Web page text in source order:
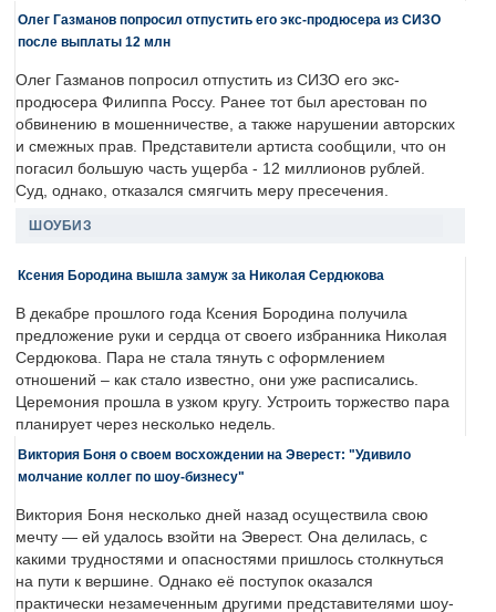
Олег Газманов попросил отпустить его экс-продюсера из СИЗО
после выплаты 12 млн
Олег Газманов попросил отпустить из СИЗО его экс-
продюсера Филиппа Россу. Ранее тот был арестован по
обвинению в мошенничестве, а также нарушении авторских
и смежных прав. Представители артиста сообщили, что он
погасил большую часть ущерба - 12 миллионов рублей.
Суд, однако, отказался смягчить меру пресечения.
ШОУБИЗ
Ксения Бородина вышла замуж за Николая Сердюкова
В декабре прошлого года Ксения Бородина получила
предложение руки и сердца от своего избранника Николая
Сердюкова. Пара не стала тянуть с оформлением
отношений – как стало известно, они уже расписались.
Церемония прошла в узком кругу. Устроить торжество пара
планирует через несколько недель.
Виктория Боня о своем восхождении на Эверест: "Удивило
молчание коллег по шоу-бизнесу"
Виктория Боня несколько дней назад осуществила свою
мечту — ей удалось взойти на Эверест. Она делилась, с
какими трудностями и опасностями пришлось столкнуться
на пути к вершине. Однако её поступок оказался
практически незамеченным другими представителями шоу-